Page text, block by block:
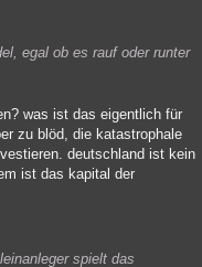
egal ob es rauf oder runter
was ist das eigentlich für
zu blöd, die katastrophale
deutschland ist kein
ist das kapital der
spielt das